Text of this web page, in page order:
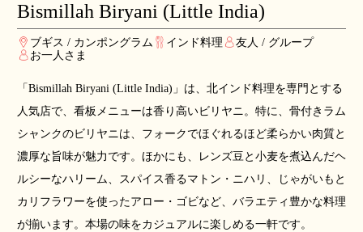
Bismillah Biryani (Little India)
ブギス / カンポングラム インド料理
友人 / グループ
お一人さま
「Bismillah Biryani (Little India)」は、北インド料理を専門とする
人気店で、看板メニューは香り高いビリヤニ。特に、骨付きラム
シャンクのビリヤニは、フォークでほぐれるほど柔らかい肉質と
濃厚な旨味が魅力です。ほかにも、レンズ豆と小麦を煮込んだヘ
ルシーなハリーム、スパイス香るマトン・ニハリ、じゃがいもと
カリフラワーを使ったアロー・ゴビなど、バラエティ豊かな料理
が揃います。本場の味をカジュアルに楽しめる一軒です。